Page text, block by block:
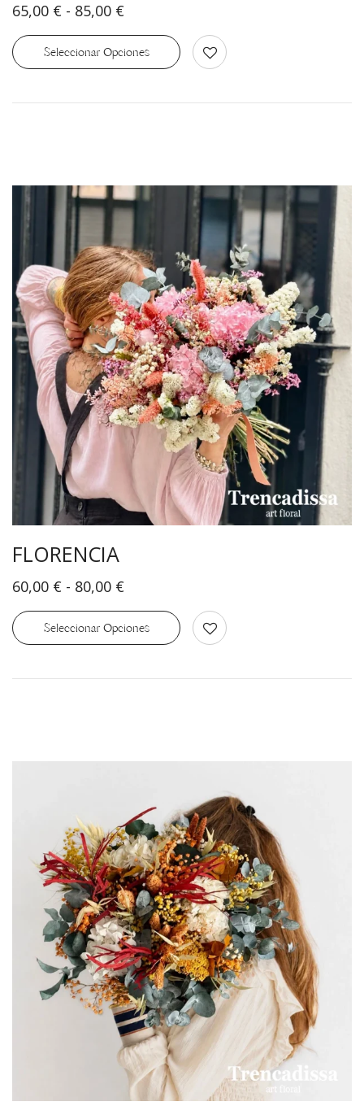
65,00 € - 85,00 €
Seleccionar Opciones
FLORENCIA
60,00 € - 80,00 €
Seleccionar Opciones